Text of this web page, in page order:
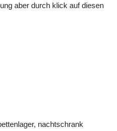
aber durch klick auf diesen
nachtschrank